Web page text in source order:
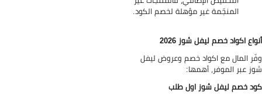
المنجّمة غير مؤهلة لخصم الكود.
اكواد خصم ليفل شوز 2026
المال مع اكواد خصم وعروض ليفل
عبر الموفر، أهمها:
خصم ليفل شوز اول طلب